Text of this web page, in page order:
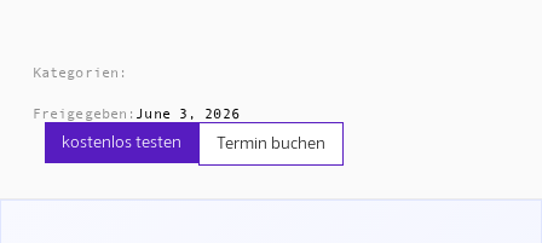
Kategorien:
Freigegeben: June 3, 2026
kostenlos testen Termin buchen